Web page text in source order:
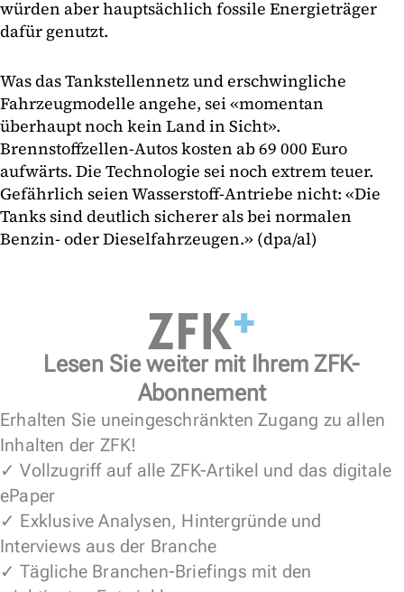
würden aber hauptsächlich fossile Energieträger
dafür genutzt.
Was das Tankstellennetz und erschwingliche
Fahrzeugmodelle angehe, sei «momentan
überhaupt noch kein Land in Sicht».
Brennstoffzellen-Autos kosten ab 69 000 Euro
aufwärts. Die Technologie sei noch extrem teuer.
Gefährlich seien Wasserstoff-Antriebe nicht: «Die
Tanks sind deutlich sicherer als bei normalen
Benzin- oder Dieselfahrzeugen.» (dpa/al)
Lesen Sie weiter mit Ihrem ZFK-
Abonnement
Erhalten Sie uneingeschränkten Zugang zu allen
Inhalten der ZFK!
✓ Vollzugriff auf alle ZFK-Artikel und das digitale
ePaper
✓ Exklusive Analysen, Hintergründe und
Interviews aus der Branche
✓ Tägliche Branchen-Briefings mit den